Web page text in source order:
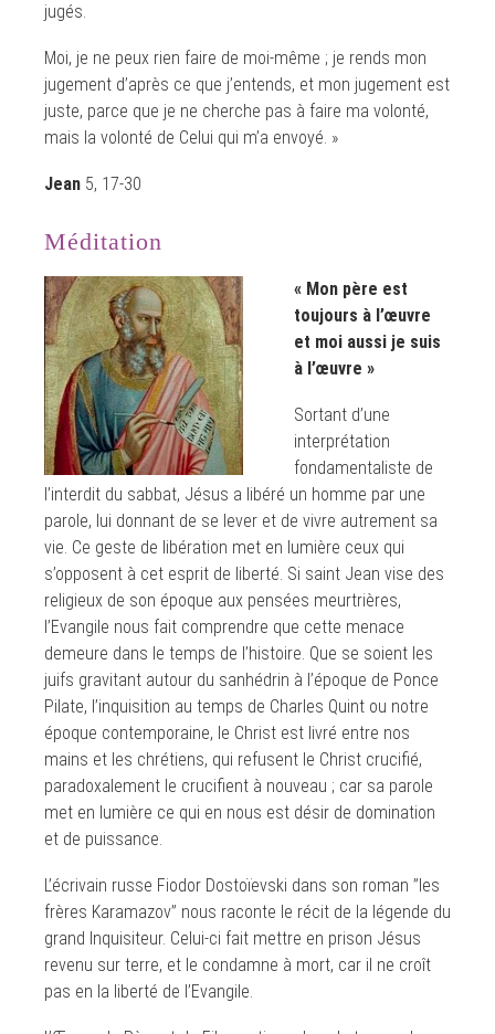
jugés.
Moi, je ne peux rien faire de moi-même ; je rends mon
jugement d’après ce que j’entends, et mon jugement est
juste, parce que je ne cherche pas à faire ma volonté,
mais la volonté de Celui qui m’a envoyé. »
Jean 5, 17-30
Méditation
« Mon père est
toujours à l’œuvre
et moi aussi je suis
à l’œuvre »
Sortant d’une
interprétation
fondamentaliste de
l’interdit du sabbat, Jésus a libéré un homme par une
parole, lui donnant de se lever et de vivre autrement sa
vie. Ce geste de libération met en lumière ceux qui
s’opposent à cet esprit de liberté. Si saint Jean vise des
religieux de son époque aux pensées meurtrières,
l’Evangile nous fait comprendre que cette menace
demeure dans le temps de l’histoire. Que se soient les
juifs gravitant autour du sanhédrin à l’époque de Ponce
Pilate, l’inquisition au temps de Charles Quint ou notre
époque contemporaine, le Christ est livré entre nos
mains et les chrétiens, qui refusent le Christ crucifié,
paradoxalement le crucifient à nouveau ; car sa parole
met en lumière ce qui en nous est désir de domination
et de puissance.
L’écrivain russe Fiodor Dostoïevski dans son roman ”les
frères Karamazov” nous raconte le récit de la légende du
grand Inquisiteur. Celui-ci fait mettre en prison Jésus
revenu sur terre, et le condamne à mort, car il ne croît
pas en la liberté de l’Evangile.